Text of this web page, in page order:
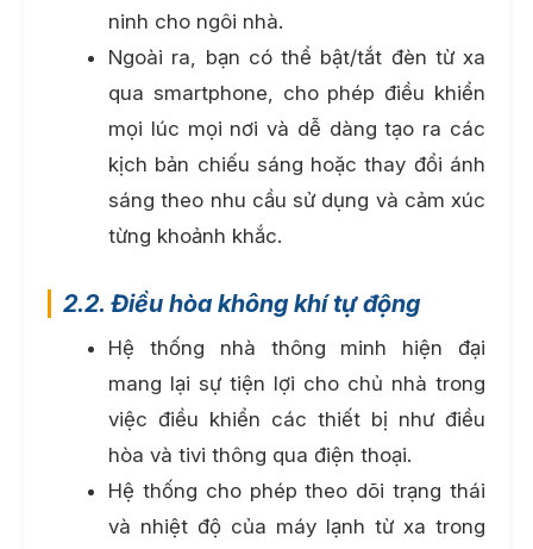
ninh cho ngôi nhà.
Ngoài ra, bạn có thể bật/tắt đèn từ xa
qua smartphone, cho phép điều khiển
mọi lúc mọi nơi và dễ dàng tạo ra các
kịch bản chiếu sáng hoặc thay đổi ánh
sáng theo nhu cầu sử dụng và cảm xúc
từng khoảnh khắc.
2.2. Điều hòa không khí tự động
Hệ thống nhà thông minh hiện đại
mang lại sự tiện lợi cho chủ nhà trong
việc điều khiển các thiết bị như điều
hòa và tivi thông qua điện thoại.
Hệ thống cho phép theo dõi trạng thái
và nhiệt độ của máy lạnh từ xa trong